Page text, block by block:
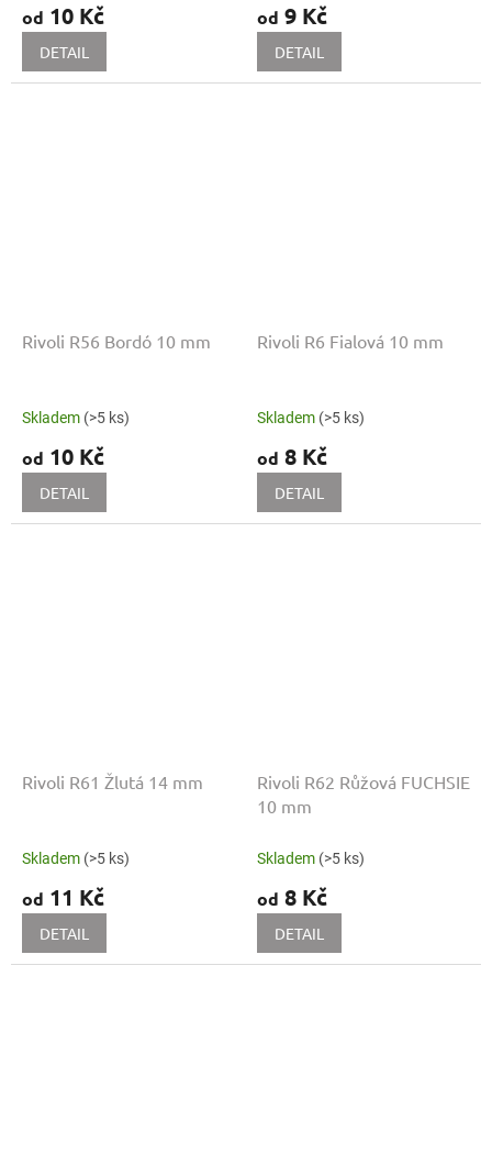
od 10 Kč
DETAIL
od 9 Kč
DETAIL
Rivoli R56 Bordó 10 mm
Skladem (>5 ks)
od 10 Kč
DETAIL
Rivoli R6 Fialová 10 mm
Skladem (>5 ks)
od 8 Kč
DETAIL
Rivoli R61 Žlutá 14 mm
Skladem (>5 ks)
od 11 Kč
DETAIL
Rivoli R62 Růžová FUCHSIE
10 mm
Skladem (>5 ks)
od 8 Kč
DETAIL